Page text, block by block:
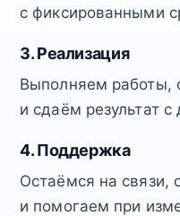
с фиксированными
3. Реализация
Выполняем работы,
и сдаём результат
4. Поддержка
Остаёмся на связи,
и помогаем при